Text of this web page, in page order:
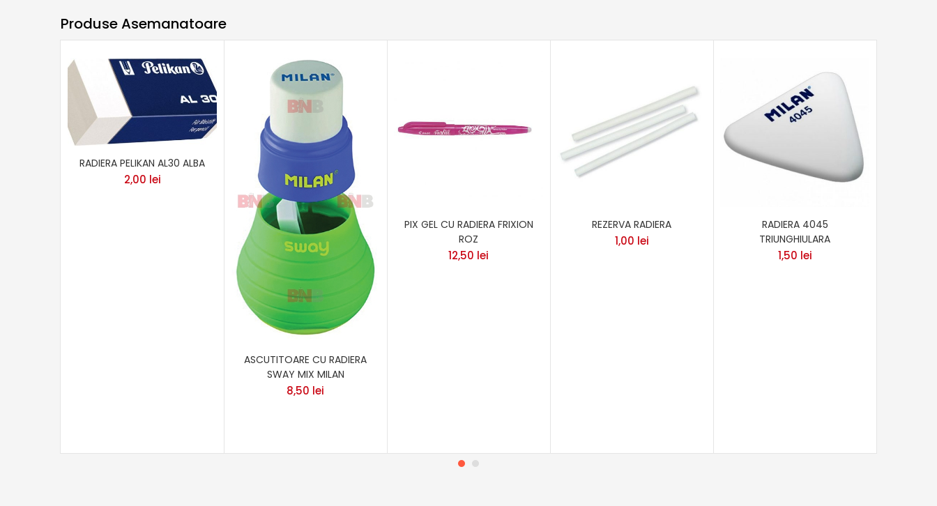
Produse Asemanatoare
RADIERA PELIKAN AL30 ALBA
2,00 lei
ASCUTITOARE CU RADIERA
SWAY MIX MILAN
8,50 lei
PIX GEL CU RADIERA FRIXION
ROZ
12,50 lei
REZERVA RADIERA
1,00 lei
RADIERA 4045
TRIUNGHIULARA
1,50 lei